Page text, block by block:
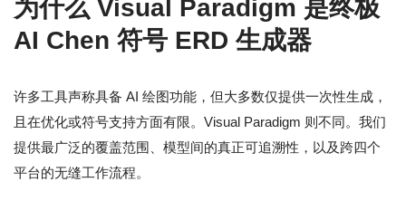
为什么 Visual Paradigm 是终极
AI Chen 符号 ERD 生成器
许多工具声称具备 AI 绘图功能，但大多数仅提供一次性生成，
且在优化或符号支持方面有限。Visual Paradigm 则不同。我们
提供最广泛的覆盖范围、模型间的真正可追溯性，以及跨四个
平台的无缝工作流程。